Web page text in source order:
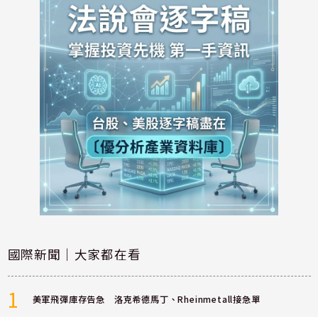
國際新聞｜大家都在看
1 美軍飛彈庫存告急 洛克希德馬丁、Rheinmetall接急單